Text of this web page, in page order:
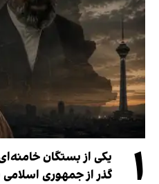
۱
یکی از بستگان
گذر از جمهوری